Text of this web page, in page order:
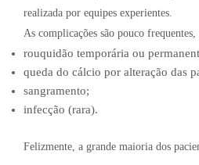
realizada por equipes experientes.
As complicações são pouco
rouquidão temporária ou
queda do cálcio por alteração das
sangramento;
infecção (rara).
Felizmente, a grande maioria dos